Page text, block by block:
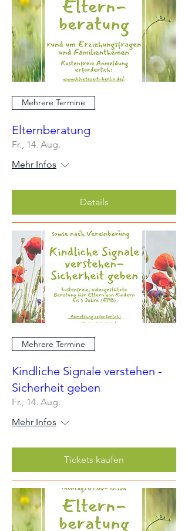
Mehrere Termine
Elternberatung
Fr., 14. Aug.
Mehr Infos
Details
Mehrere Termine
Kindliche Signale verstehen -
Sicherheit geben
Fr., 14. Aug.
Mehr Infos
Tickets kaufen